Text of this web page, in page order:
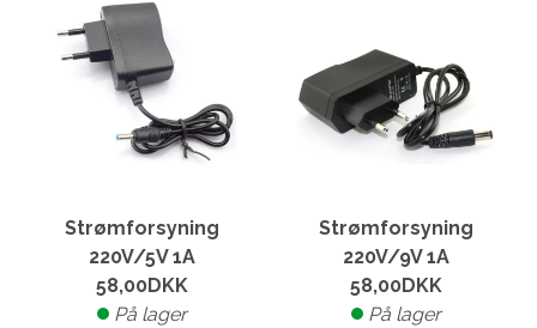
Strømforsyning
220V/5V 1A
58,00DKK
På lager
Strømforsyning
220V/9V 1A
58,00DKK
På lager